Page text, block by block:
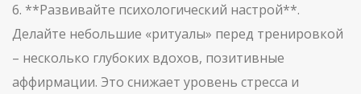
6. **Развивайте психологический настрой**.
Делайте небольшие «ритуалы» перед тренировкой
– несколько глубоких вдохов, позитивные
аффирмации. Это снижает уровень стресса и